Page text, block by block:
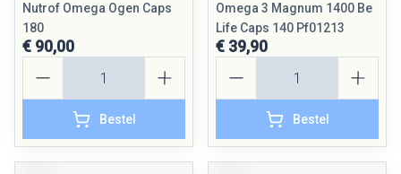
Nutrof Omega Ogen Caps
180
€ 90,00
Bestel
Omega 3 Magnum 1400 Be
Life Caps 140 Pf01213
€ 39,90
Bestel